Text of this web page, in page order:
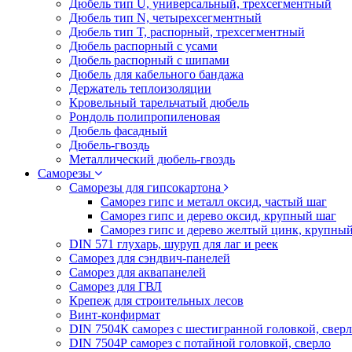
Дюбель тип U, универсальный, трехсегментный
Дюбель тип N, четырехсегментный
Дюбель тип T, распорный, трехсегментный
Дюбель распорный с усами
Дюбель распорный с шипами
Дюбель для кабельного бандажа
Держатель теплоизоляции
Кровельный тарельчатый дюбель
Рондоль полипропиленовая
Дюбель фасадный
Дюбель-гвоздь
Металлический дюбель-гвоздь
Саморезы
Саморезы для гипсокартона
Саморез гипс и металл оксид, частый шаг
Саморез гипс и дерево оксид, крупный шаг
Саморез гипс и дерево желтый цинк,
DIN 571 глухарь, шуруп для лаг и реек
Саморез для сэндвич-панелей
Саморез для аквапанелей
Саморез для ГВЛ
Крепеж для строительных лесов
Винт-конфирмат
DIN 7504К саморез с шестигранной головкой,
DIN 7504Р саморез с потайной головкой, сверло